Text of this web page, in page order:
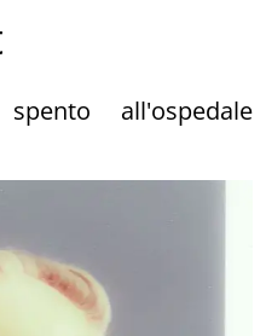
all'ospedale